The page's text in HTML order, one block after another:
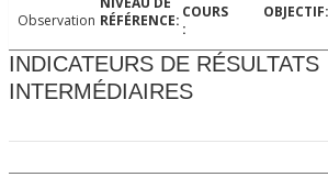
Observation
INDICATEURS DE RÉSULTATS
INTERMÉDIAIRES